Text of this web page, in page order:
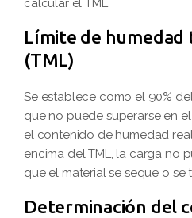
calcular el TML.
Límite de
(TML)
Se establece como el 90%
que no puede superarse en
el contenido de humedad
encima del TML, la carga no
que el material se seque o se
Determinación del